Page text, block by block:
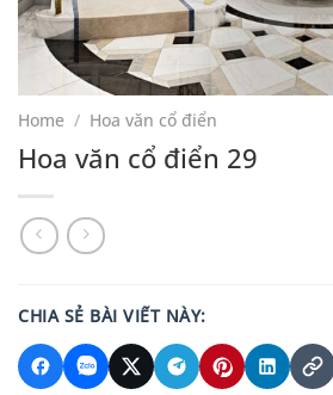
Home / Hoa văn cổ điển
Hoa văn cổ điển 29
CHIA SẺ BÀI VIẾT NÀY: